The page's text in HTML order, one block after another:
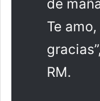
de
Te
RM.